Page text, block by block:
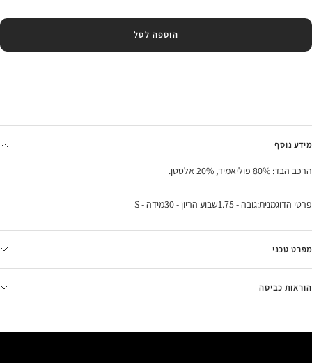
הוספה לסל
מידע נוסף
הרכב הבד: 80% פוליאמיד, 20% אלסטן.
פרטי הדוגמנית:גובה - 1.75שבוע הריון - 30מידה - S
מפרט טכני
הוראות כביסה